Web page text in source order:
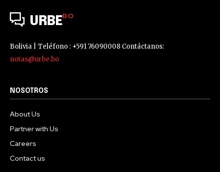
URBEBO
Bolivia | Teléfono : +591 76090008 Contáctanos:
notas@urbe.bo
NOSOTROS
About Us
Partner with Us
Careers
Contact us